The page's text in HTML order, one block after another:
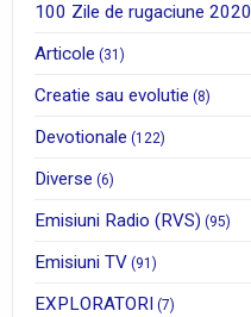
100 Zile de rugaciune 2020
Articole (31)
Creatie sau evolutie (8)
Devotionale (122)
Diverse (6)
Emisiuni Radio (RVS) (95)
Emisiuni TV (91)
EXPLORATORI (7)